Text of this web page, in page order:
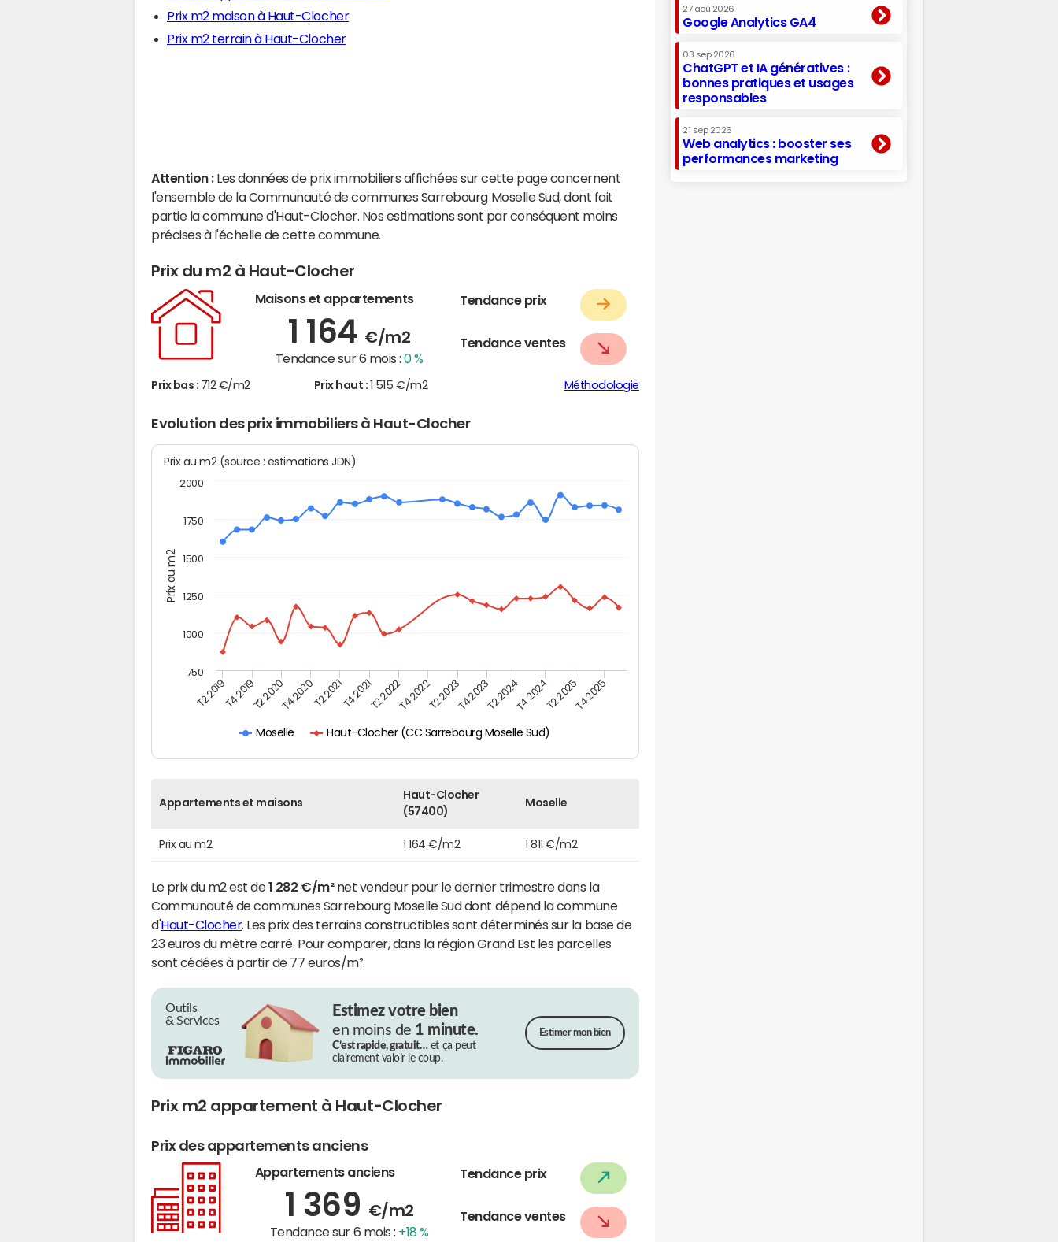
Prix m2 maison à Haut-Clocher
Prix m2 terrain à Haut-Clocher
Attention : Les données de prix immobiliers affichées sur cette page concernent
l'ensemble de la Communauté de communes Sarrebourg Moselle Sud, dont fait
partie la commune d'Haut-Clocher. Nos estimations sont par conséquent moins
précises à l'échelle de cette commune.
Prix du m2 à Haut-Clocher
Maisons et appartements
1 164 €/m2
Tendance sur 6 mois :0 %
Tendance prix
Tendance ventes
Prix bas : 712 €/m2 Prix haut : 1 515 €/m2 Méthodologie
Evolution des prix immobiliers à Haut-Clocher
Prix au m2
Prix au m2 (source : estimations JDN)
Moselle Haut-Clocher (CC Sarrebourg Moselle Sud)
T2 2019T4 2019T2 2020T4 2020T2 2021T4 2021T2 2022T4 2022T2 2023T4 2023T2 2024T4 2024T2 2025T4 2025
750
1000
1250
1500
1750
2000
Appartements et maisons
Haut-Clocher
(57400)
Moselle
Prix au m2 1 164 €/m2 1 811 €/m2
Le prix du m2 est de1 282 €/m²net vendeur pour le dernier trimestre dans la
Communauté de communes Sarrebourg Moselle Sud dont dépend la commune
d'Haut-Clocher. Les prix des terrains constructibles sont déterminés sur la base de
23 euros du mètre carré. Pour comparer, dans la région Grand Est les parcelles
sont cédées à partir de 77 euros/m².
Outils
& Services
Estimez votre bien
en moins de 1 minute.
C’est rapide, gratuit…et ça peut
clairement valoir le coup.
Estimer mon bien
Prix m2 appartement à Haut-Clocher
Prix des appartements anciens
Appartements anciens
1 369 €/m2
Tendance sur 6 mois : +18 %
Tendance prix
Tendance ventes
27 aoû 2026
Google Analytics GA4
03 sep 2026
ChatGPT et IA génératives :
bonnes pratiques et usages
responsables
21 sep 2026
Web analytics : booster ses
performances marketing